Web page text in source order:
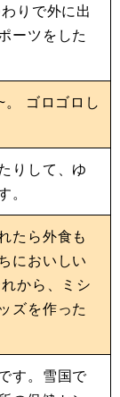
りで外に出
ーツをした
ゴロゴロし
りして、ゆ
。
たら外食も
においしい
から、ミシ
ズを作った
す。雪国で